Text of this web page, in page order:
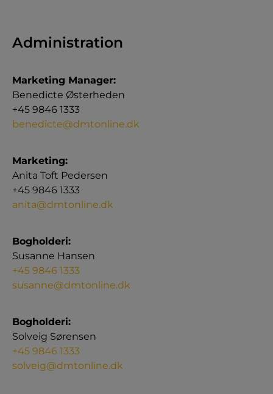
Administration
Marketing Manager:
Benedicte Østerheden
+45 9846 1333
benedicte@dmtonline.dk
Marketing:
Anita Toft Pedersen
+45 9846 1333
anita@dmtonline.dk
Bogholderi:
Susanne Hansen
+45 9846 1333
susanne@dmtonline.dk
Bogholderi:
Solveig Sørensen
+45 9846 1333
solveig@dmtonline.dk